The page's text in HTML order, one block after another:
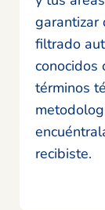
garantizar
filtrado
conocidos
términos
recibiste.